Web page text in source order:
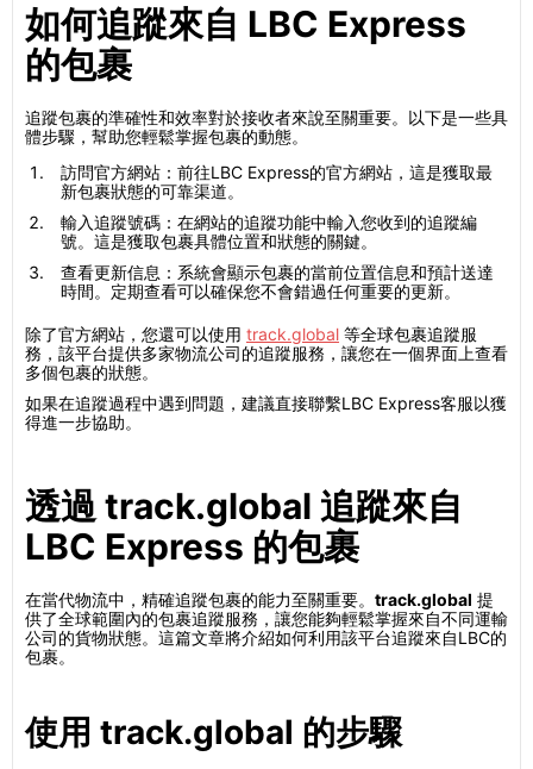
如何追蹤來自 LBC Express
的包裹
追蹤包裹的準確性和效率對於接收者來說至關重要。以下是一些具
體步驟，幫助您輕鬆掌握包裹的動態。
訪問官方網站：前往LBC Express的官方網站，這是獲取最
新包裹狀態的可靠渠道。
輸入追蹤號碼：在網站的追蹤功能中輸入您收到的追蹤編
號。這是獲取包裹具體位置和狀態的關鍵。
查看更新信息：系統會顯示包裹的當前位置信息和預計送達
時間。定期查看可以確保您不會錯過任何重要的更新。
除了官方網站，您還可以使用 track.global 等全球包裹追蹤服
務，該平台提供多家物流公司的追蹤服務，讓您在一個界面上查看
多個包裹的狀態。
如果在追蹤過程中遇到問題，建議直接聯繫LBC Express客服以獲
得進一步協助。
透過 track.global 追蹤來自
LBC Express 的包裹
在當代物流中，精確追蹤包裹的能力至關重要。 track.global 提
供了全球範圍內的包裹追蹤服務，讓您能夠輕鬆掌握來自不同運輸
公司的貨物狀態。這篇文章將介紹如何利用該平台追蹤來自LBC的
包裹。
使用 track.global 的步驟